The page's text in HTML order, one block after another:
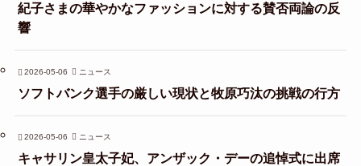
紀子さまの華やかなファッションに対する賛否両論の反
響
2026-05-06 ニュース
ソフトバンク選手の厳しい現状と牧原巧汰の挑戦の行方
2026-05-06 ニュース
キャサリン皇太子妃、アンザック・デーの追悼式に出席